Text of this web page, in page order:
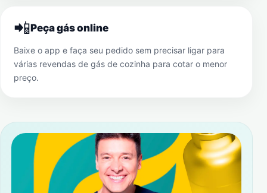
📲Peça gás online
Baixe o app e faça seu pedido sem precisar ligar para
várias revendas de gás de cozinha para cotar o menor
preço.